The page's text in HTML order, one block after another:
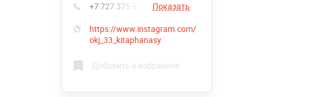
+7 727 375 52 47 Показать
https://www.instagram.com/
okj_33_kitaphanasy
Добавить в избранное